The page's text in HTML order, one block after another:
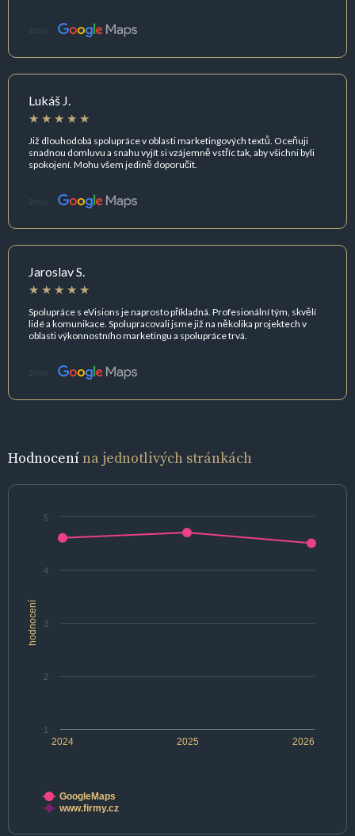
Zdroj:
Lukáš J.
Již dlouhodobá spolupráce v oblasti marketingových textů. Oceňuji
snadnou domluvu a snahu vyjít si vzájemně vstříc tak, aby všichni byli
spokojení. Mohu všem jedině doporučit.
Zdroj:
Jaroslav S.
Spolupráce s eVisions je naprosto příkladná. Profesionální tým, skvělí
lidé a komunikace. Spolupracovali jsme již na několika projektech v
oblasti výkonnostního marketingu a spolupráce trvá.
Zdroj:
Hodnocenína jednotlivých stránkách
hodnocení
2024 2025 2026
1
2
3
4
5
GoogleMaps
www.firmy.cz